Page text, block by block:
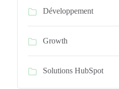
Développement
Growth
Solutions HubSpot